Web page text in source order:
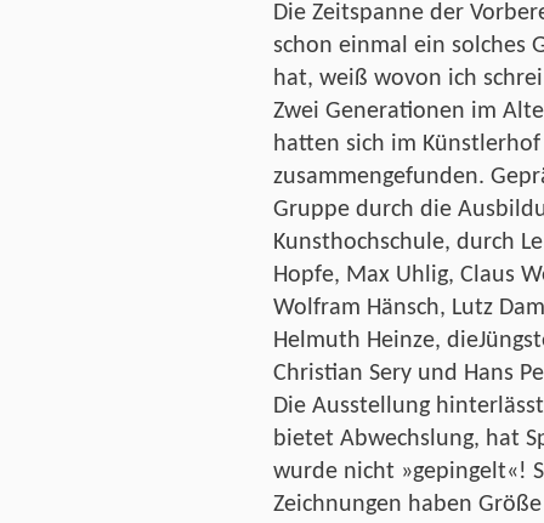
Die Zeitspanne der
schon einmal ein solches
hat, weiß wovon ich
Zwei Generationen im
hatten sich im
zusammengefunden.
Gruppe durch die
Kunsthochschule, durch
Hopfe, Max Uhlig, Claus
Wolfram Hänsch, Lutz
Helmuth Heinze,
Christian Sery und Hans
Die Ausstellung
bietet Abwechslung, hat
wurde nicht »gepingelt«!
Zeichnungen haben